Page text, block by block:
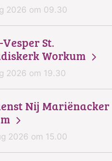
2026 om 09.30
St.
Workum
2026 om 19.30
Nij Mariënacker
2026 om 15.00